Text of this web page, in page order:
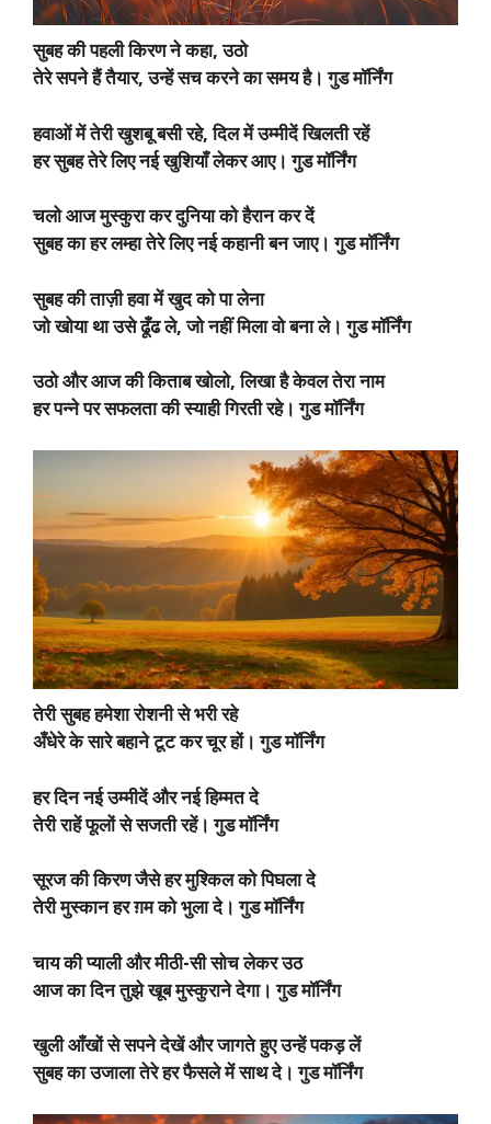
सुबह की पहली किरण ने कहा, उठो
तेरे सपने हैं तैयार, उन्हें सच करने का समय है। गुड मॉर्निंग
हवाओं में तेरी खुशबू बसी रहे, दिल में उम्मीदें खिलती रहें
हर सुबह तेरे लिए नई खुशियाँ लेकर आए। गुड मॉर्निंग
चलो आज मुस्कुरा कर दुनिया को हैरान कर दें
सुबह का हर लम्हा तेरे लिए नई कहानी बन जाए। गुड मॉर्निंग
सुबह की ताज़ी हवा में खुद को पा लेना
जो खोया था उसे ढूँढ ले, जो नहीं मिला वो बना ले। गुड मॉर्निंग
उठो और आज की किताब खोलो, लिखा है केवल तेरा नाम
हर पन्ने पर सफलता की स्याही गिरती रहे। गुड मॉर्निंग
तेरी सुबह हमेशा रोशनी से भरी रहे
अँधेरे के सारे बहाने टूट कर चूर हों। गुड मॉर्निंग
हर दिन नई उम्मीदें और नई हिम्मत दे
तेरी राहें फूलों से सजती रहें। गुड मॉर्निंग
सूरज की किरण जैसे हर मुश्किल को पिघला दे
तेरी मुस्कान हर ग़म को भुला दे। गुड मॉर्निंग
चाय की प्याली और मीठी-सी सोच लेकर उठ
आज का दिन तुझे खूब मुस्कुराने देगा। गुड मॉर्निंग
खुली आँखों से सपने देखें और जागते हुए उन्हें पकड़ लें
सुबह का उजाला तेरे हर फैसले में साथ दे। गुड मॉर्निंग